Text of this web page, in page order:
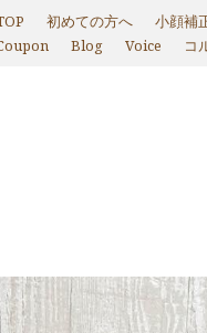
初めての方へ 小顔補
Blog Voice コ